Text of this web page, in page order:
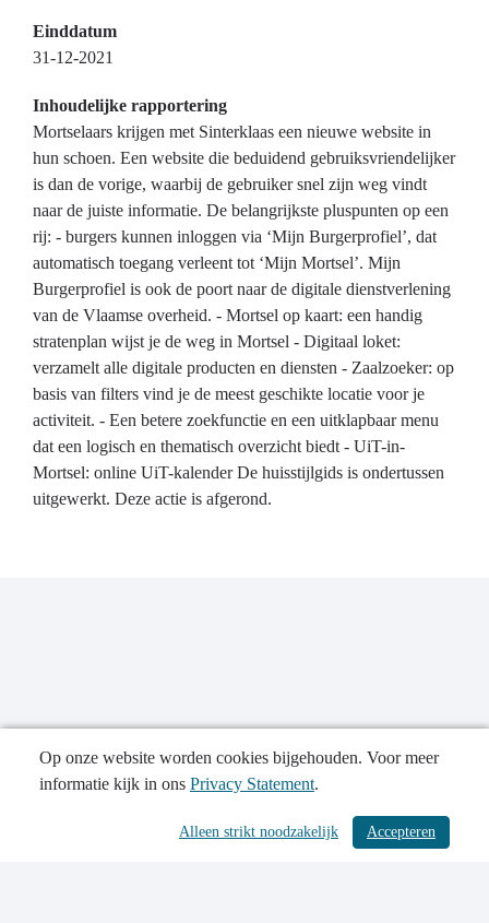
Einddatum
31-12-2021
Inhoudelijke rapportering
Mortselaars krijgen met Sinterklaas een nieuwe website in
hun schoen. Een website die beduidend gebruiksvriendelijker
is dan de vorige, waarbij de gebruiker snel zijn weg vindt
naar de juiste informatie. De belangrijkste pluspunten op een
rij: - burgers kunnen inloggen via ‘Mijn Burgerprofiel’, dat
automatisch toegang verleent tot ‘Mijn Mortsel’. Mijn
Burgerprofiel is ook de poort naar de digitale dienstverlening
van de Vlaamse overheid. - Mortsel op kaart: een handig
stratenplan wijst je de weg in Mortsel - Digitaal loket:
verzamelt alle digitale producten en diensten - Zaalzoeker: op
basis van filters vind je de meest geschikte locatie voor je
activiteit. - Een betere zoekfunctie en een uitklapbaar menu
dat een logisch en thematisch overzicht biedt - UiT-in-
Mortsel: online UiT-kalender De huisstijlgids is ondertussen
uitgewerkt. Deze actie is afgerond.
/ 546
Publicatiedatum: 19-06-2024
Op onze website worden cookies bijgehouden. Voor meer
informatie kijk in ons Privacy Statement.
Accepteren
Alleen strikt noodzakelijk